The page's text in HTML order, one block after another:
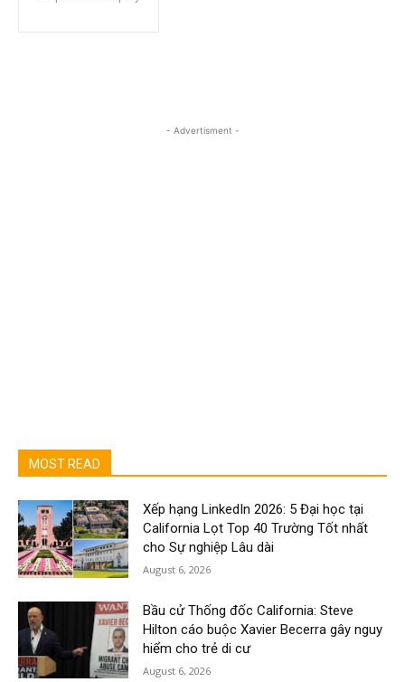
- Advertisment -
MOST READ
Xếp hạng LinkedIn 2026: 5 Đại học tại
California Lọt Top 40 Trường Tốt nhất
cho Sự nghiệp Lâu dài
August 6, 2026
Bầu cử Thống đốc California: Steve
Hilton cáo buộc Xavier Becerra gây nguy
hiểm cho trẻ di cư
August 6, 2026